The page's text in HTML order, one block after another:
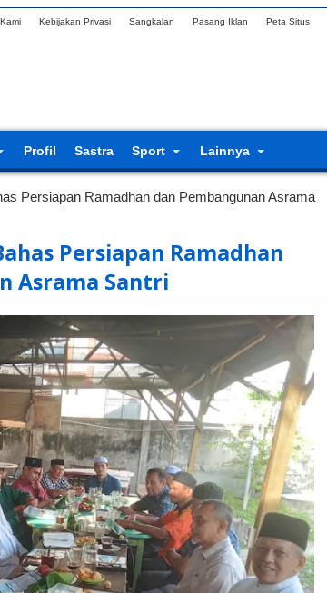
Kebijakan Privasi Sangkalan Pasang Iklan Peta Situs
Profil Sastra Sport Lainnya
Persiapan Ramadhan dan Pembangunan Asrama
Persiapan Ramadhan
Asrama Santri